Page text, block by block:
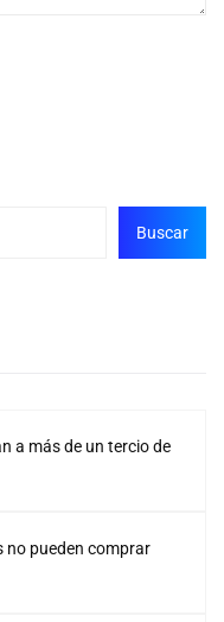
Buscar
a más de un tercio de
no pueden comprar